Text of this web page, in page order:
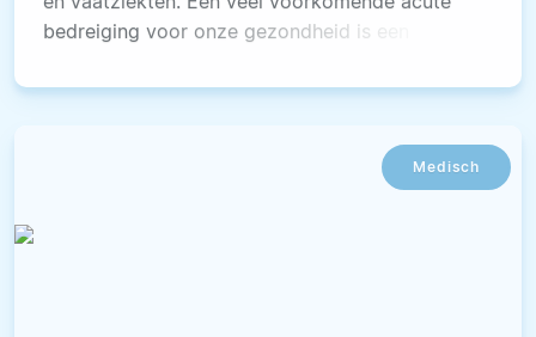
bedreiging voor onze gezondheid is een
Medisch